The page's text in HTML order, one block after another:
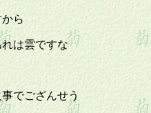
ら
雲ですな
ござんせう